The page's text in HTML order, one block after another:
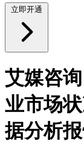
立即开通
艾媒咨
业市场
据分析